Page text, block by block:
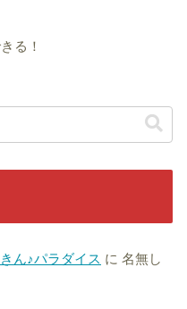
る！
ん♪パラダイス に 名無し